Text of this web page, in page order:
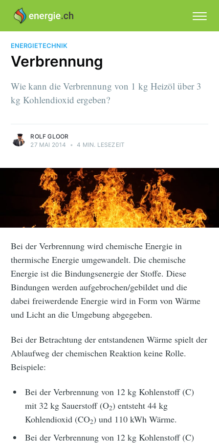
ENERGIETECHNIK
Verbrennung
Wie kann die Verbrennung von 1 kg Heizöl über 3
kg Kohlendioxid ergeben?
ROLF GLOOR
27 MAI 2014
• 4 MIN. LESEZEIT
Bei der Verbrennung wird chemische Energie in
thermische Energie umgewandelt. Die chemische
Energie ist die Bindungsenergie der Stoffe. Diese
Bindungen werden aufgebrochen/gebildet und die
dabei freiwerdende Energie wird in Form von Wärme
und Licht an die Umgebung abgegeben.
Bei der Betrachtung der entstandenen Wärme spielt der
Ablaufweg der chemischen Reaktion keine Rolle.
Beispiele:
Bei der Verbrennung von 12 kg Kohlenstoff (C)
mit 32 kg Sauerstoff (O2) entsteht 44 kg
Kohlendioxid (CO2) und 110 kWh Wärme.
Bei der Verbrennung von 12 kg Kohlenstoff (C)